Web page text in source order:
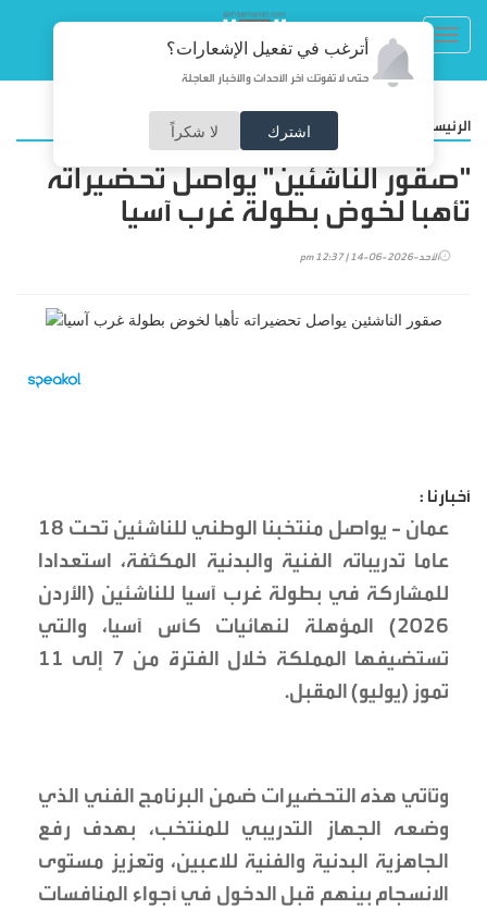
أترغب في تفعيل الإشعارات؟
حتى لا تفوتك آخر الأحداث والأخبار العاجلة
اشترك لا شكراً الرئيسية
‏"صقور الناشئين" يواصل تحضيراته
تأهبا لخوض بطولة غرب آسيا
الأحد-2026-06-14 | 12:37 pm
أخبارنا :
‏عمان - يواصل منتخبنا الوطني للناشئين تحت 18
عاما تدريباته الفنية والبدنية المكثفة، استعدادا
للمشاركة في بطولة غرب آسيا للناشئين (الأردن
2026) المؤهلة لنهائيات كأس آسيا، والتي
تستضيفها المملكة خلال الفترة من 7 إلى 11
تموز (يوليو) المقبل.
‏وتأتي هذه التحضيرات ضمن البرنامج الفني الذي
وضعه الجهاز التدريبي للمنتخب، بهدف رفع
الجاهزية البدنية والفنية للاعبين، وتعزيز مستوى
الانسجام بينهم قبل الدخول في أجواء المنافسات